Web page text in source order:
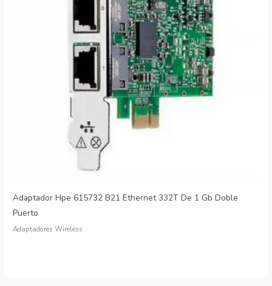
Adaptador Hpe 615732 B21 Ethernet 332T De 1 Gb Doble
Puerto
Adaptadores Wireless